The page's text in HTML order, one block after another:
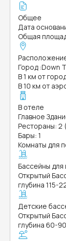
Общее
Дата
Общая
Город :Down
В 1 км от
В 10 км от
В отеле
Главное
Рестораны: 2
Бары: 1
Комнаты для
Бассейны для
Открытый
глубина 115-
Детские
Открытый
глубина 60-